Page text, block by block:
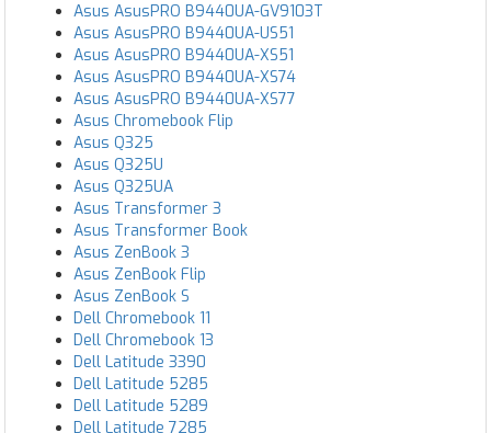
Asus AsusPRO B9440UA-GV9103T
Asus AsusPRO B9440UA-US51
Asus AsusPRO B9440UA-XS51
Asus AsusPRO B9440UA-XS74
Asus AsusPRO B9440UA-XS77
Asus Chromebook Flip
Asus Q325
Asus Q325U
Asus Q325UA
Asus Transformer 3
Asus Transformer Book
Asus ZenBook 3
Asus ZenBook Flip
Asus ZenBook S
Dell Chromebook 11
Dell Chromebook 13
Dell Latitude 3390
Dell Latitude 5285
Dell Latitude 5289
Dell Latitude 7285